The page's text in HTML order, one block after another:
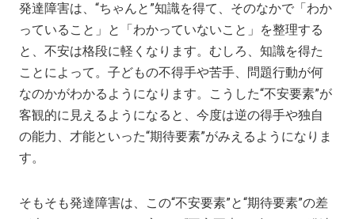
発達障害は、“ちゃんと”知識を得て、そのなかで「わか
っていること」と「わかっていないこと」を整理する
と、不安は格段に軽くなります。むしろ、知識を得た
ことによって。子どもの不得手や苦手、問題行動が何
なのかがわかるようになります。こうした“不安要素”が
客観的に見えるようになると、今度は逆の得手や独自
の能力、才能といった“期待要素”がみえるようになりま
す。
そもそも発達障害は、この“不安要素”と“期待要素”の差